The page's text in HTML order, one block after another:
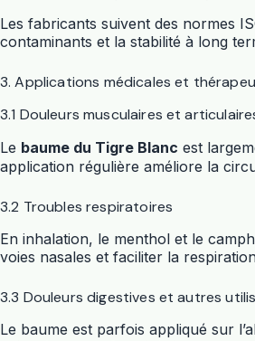
Les fabricants suivent des normes
contaminants et la stabilité à long
3. Applications médicales et
3.1 Douleurs musculaires et
Le baume du Tigre Blanc est
application régulière améliore la
3.2 Troubles respiratoires
En inhalation, le menthol et le
voies nasales et faciliter la
3.3 Douleurs digestives et autres
Le baume est parfois appliqué sur